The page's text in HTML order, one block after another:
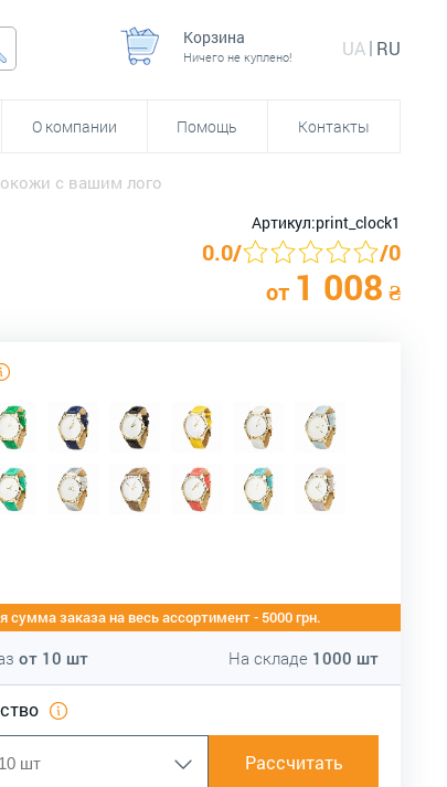
Корзина
Ничего не куплено! UA RU
О компании Помощь Контакты
с вашим лого
Артикул:print_clock1
0.0/ /0
от 1 008 ₴
сумма заказа на весь ассортимент - 5000 грн.
от 10 шт На складе 1000 шт
Рассчитать